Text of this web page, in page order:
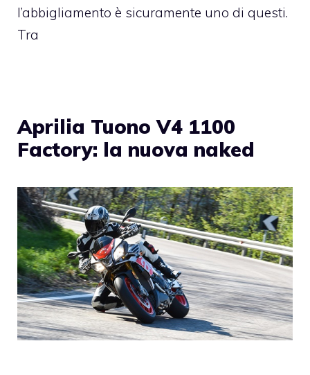
l’abbigliamento è sicuramente uno di questi.
Tra
Aprilia Tuono V4 1100
Factory: la nuova naked